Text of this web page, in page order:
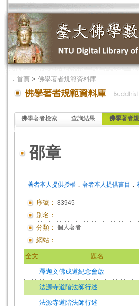
． 首頁 > 佛學著者規範資料庫
佛學著者檢索 查詢結果 佛學著者
邵章
著者本人提供授權 ． 著者本人提供書目 ．
序號： 83945
別名：
分類： 個人著者
網站：
全文 題名
釋迦文佛成道紀念會啟
法源寺道階法師行述
法源寺道階法師行述